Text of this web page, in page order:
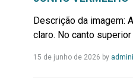
Descrição da imagem:
claro. No canto
15 de junho de 2026 by